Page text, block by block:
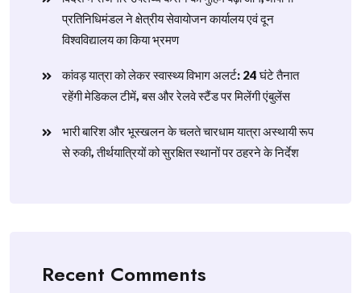
प्रतिनिधिमंडल ने क्षेत्रीय सेवायोजन कार्यालय एवं दून
विश्वविद्यालय का किया भ्रमण
​कांवड़ यात्रा को लेकर स्वास्थ्य विभाग अलर्ट: 24 घंटे तैनात
रहेंगी मेडिकल टीमें, बस और रेलवे स्टैंड पर मिलेंगी एंबुलेंस
​भारी बारिश और भूस्खलन के चलते चारधाम यात्रा अस्थायी रूप
से रुकी, तीर्थयात्रियों को सुरक्षित स्थानों पर ठहरने के निर्देश
Recent Comments